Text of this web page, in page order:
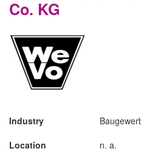
Co. KG
Industry
Location
n. a.